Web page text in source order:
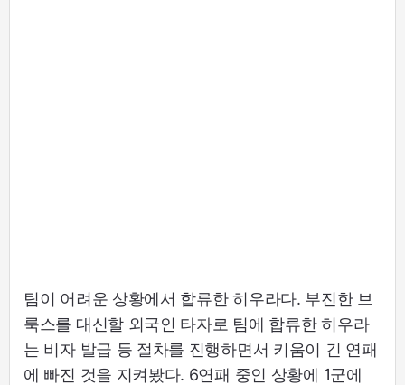
팀이 어려운 상황에서 합류한 히우라다. 부진한 브
룩스를 대신할 외국인 타자로 팀에 합류한 히우라
는 비자 발급 등 절차를 진행하면서 키움이 긴 연패
에 빠진 것을 지켜봤다. 6연패 중인 상황에 1군에